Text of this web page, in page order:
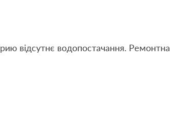
відсутнє водопостачання. Ремонтна